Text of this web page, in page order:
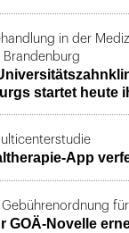
in der
Brandenburg
startet heute
App
GOÄ-Novelle